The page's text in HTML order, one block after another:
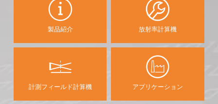
製品紹介 放射率計算機
計測フィールド計算機 アプリケーション